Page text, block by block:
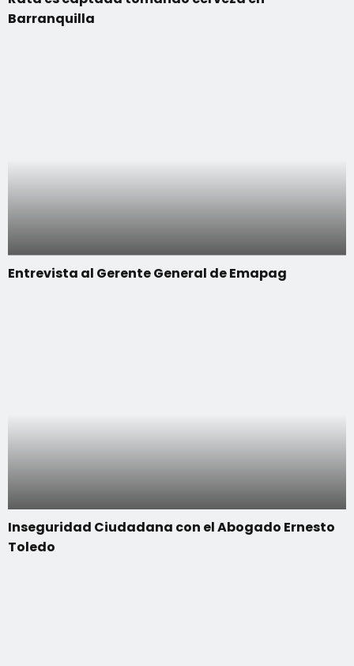
Barranquilla
Entrevista al Gerente General de Emapag
Inseguridad Ciudadana con el Abogado Ernesto
Toledo